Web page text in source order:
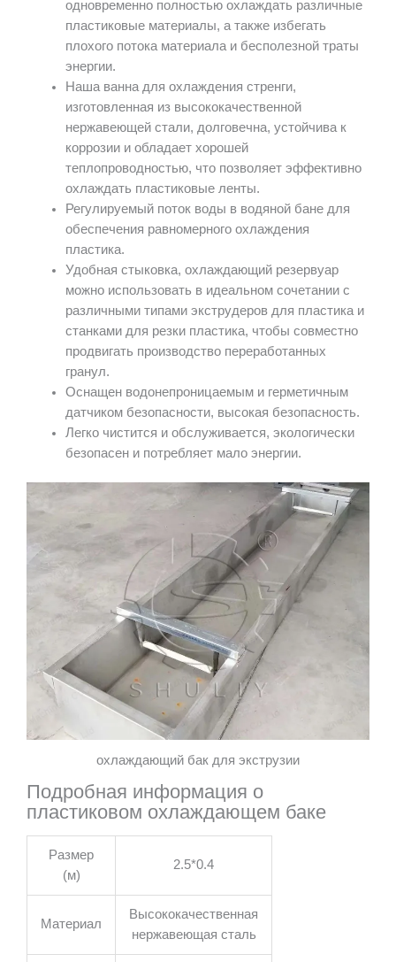
одновременно полностью охлаждать различные
пластиковые материалы, а также избегать
плохого потока материала и бесполезной траты
энергии.
Наша ванна для охлаждения стренги,
изготовленная из высококачественной
нержавеющей стали, долговечна, устойчива к
коррозии и обладает хорошей
теплопроводностью, что позволяет эффективно
охлаждать пластиковые ленты.
Регулируемый поток воды в водяной бане для
обеспечения равномерного охлаждения
пластика.
Удобная стыковка, охлаждающий резервуар
можно использовать в идеальном сочетании с
различными типами экструдеров для пластика и
станками для резки пластика, чтобы совместно
продвигать производство переработанных
гранул.
Оснащен водонепроницаемым и герметичным
датчиком безопасности, высокая безопасность.
Легко чистится и обслуживается, экологически
безопасен и потребляет мало энергии.
охлаждающий бак для экструзии
Подробная информация о
пластиковом охлаждающем баке
Размер
(м)
2.5*0.4
Материал
Высококачественная
нержавеющая сталь